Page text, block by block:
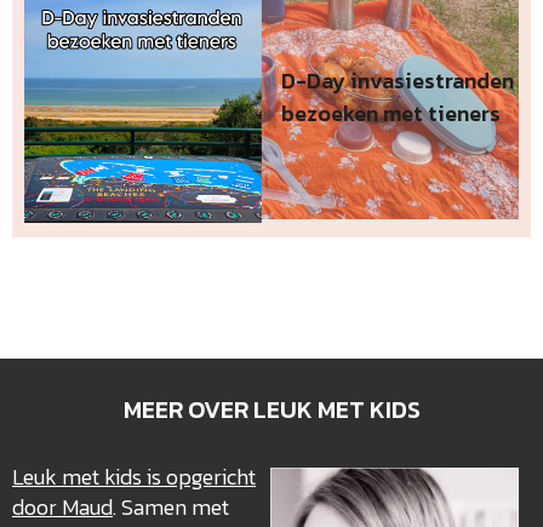
D-Day invasiestranden
bezoeken met tieners
MEER OVER LEUK MET KIDS
Leuk met kids is opgericht
door Maud. Samen met